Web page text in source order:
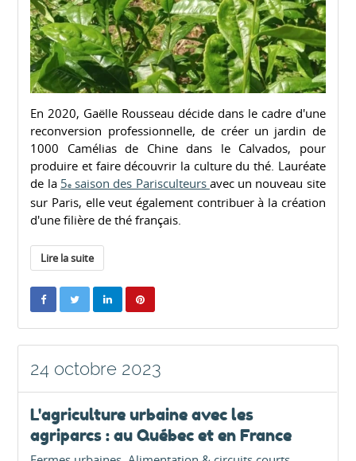
En 2020, Gaëlle Rousseau décide dans le cadre d'une
reconversion professionnelle, de créer un jardin de
1000 Camélias de Chine dans le Calvados, pour
produire et faire découvrir la culture du thé. Lauréate
de la 5esaison des Parisculteurs avec un nouveau site
sur Paris, elle veut également contribuer à la création
d'une filière de thé français.
Lire la suite
24 octobre 2023
L'agriculture urbaine avec les
agriparcs : au Québec et en France